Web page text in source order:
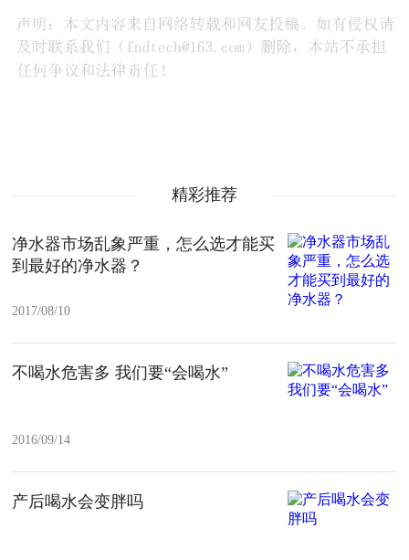
精彩推荐
净水器市场乱象严重，怎么选才能买
到最好的净水器​？
2017/08/10
不喝水危害多 我们要“会喝水”
2016/09/14
产后喝水会变胖吗